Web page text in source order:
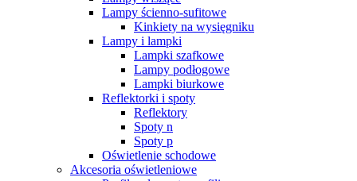
Lampy ścienno-sufitowe
Kinkiety na wysięgniku
Lampy i lampki
Lampki szafkowe
Lampy podłogowe
Lampki biurkowe
Reflektorki i spoty
Reflektory
Spoty n
Spoty p
Oświetlenie schodowe
Akcesoria oświetleniowe